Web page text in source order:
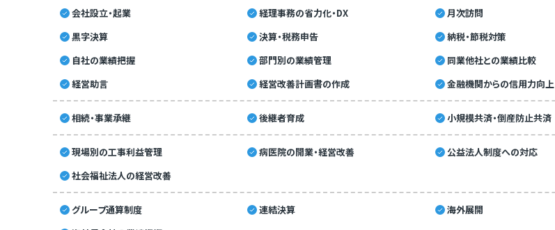
会社設立・起業 経理事務の省力化・DX
月次訪問
黒字決算
決算・税務申告
納税・節税対策
自社の業績把握
部門別の業績管理
同業他社との業績比較
経営助言
経営改善計画書の作成 金融機関からの信用力向上
相続・事業承継 後継者育成 小規模共済・倒産防止共済
現場別の工事利益管理 病医院の開業・経営改善
公益法人制度への対応
社会福祉法人の経営改善
グループ通算制度 連結決算
海外展開